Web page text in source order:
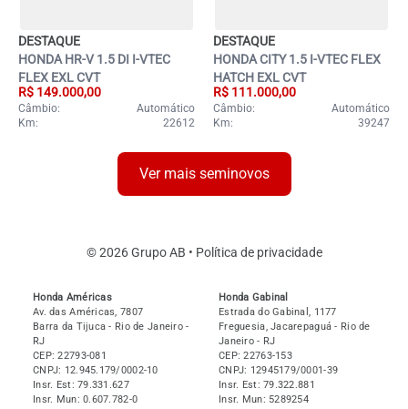
DESTAQUE
HONDA HR-V 1.5 DI I-VTEC
FLEX EXL CVT
R$ 149.000,00
Câmbio:
Automático
Km:
22612
DESTAQUE
HONDA CITY 1.5 I-VTEC FLEX
HATCH EXL CVT
R$ 111.000,00
Câmbio:
Automático
Km:
39247
Ver mais seminovos
© 2026 Grupo AB • Política de privacidade
Honda Américas
Av. das Américas, 7807
Barra da Tijuca - Rio de Janeiro-
RJ
CEP: 22793-081
CNPJ: 12.945.179/0002-10
Insr. Est: 79.331.627
Insr. Mun: 0.607.782-0
Honda Gabinal
Estrada do Gabinal, 1177
Freguesia, Jacarepaguá - Rio de
Janeiro- RJ
CEP: 22763-153
CNPJ: 12945179/0001-39
Insr. Est: 79.322.881
Insr. Mun: 5289254